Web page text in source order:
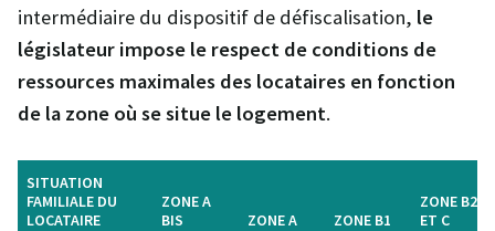
intermédiaire du dispositif de défiscalisation, le
législateur impose le respect de conditions de
ressources maximales des locataires en fonction
de la zone où se situe le logement.
SITUATION
FAMILIALE DU
LOCATAIRE
ZONE A
BIS
ZONE A ZONE B1
ZONE B2
ET C